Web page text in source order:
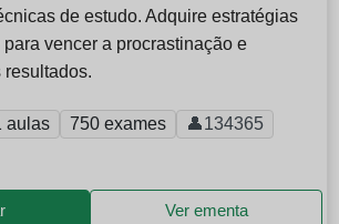
de estudo. Adquire estratégias
vencer a procrastinação e
resultados.
aulas 750 exames 👤134365
Ver ementa